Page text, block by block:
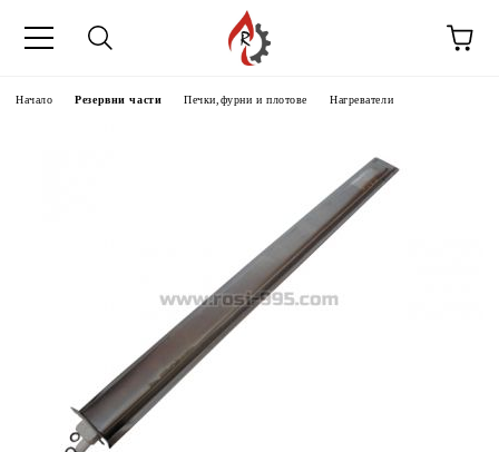
Начало Резервни части Печки,фурни и плотове Нагреватели